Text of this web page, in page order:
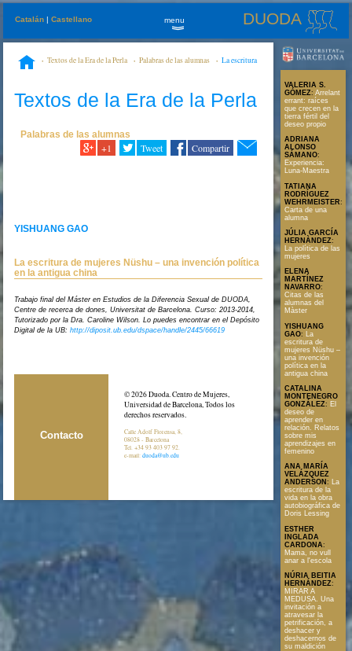
Catalán |Castellano DUODA
menu
»
Textos de la Era de la Perla Palabras de las alumnas
La escritura
Textos de la Era de la Perla
Palabras de las alumnas
+1 Tweet Compartir
YISHUANG GAO
La escritura de mujeres Nüshu – una invención política
en la antigua china
Trabajo final del Máster en Estudios de la Diferencia Sexual de DUODA,
Centre de recerca de dones, Universitat de Barcelona. Curso: 2013-2014,
Tutorizado por la Dra. Caroline Wilson. Lo puedes encontrar en el Depósito
Digital de la UB:http://diposit.ub.edu/dspace/handle/2445/66619
Contacto
© 2026 Duoda. Centro de Mujeres,
Universidad de Barcelona, Todos los
derechos reservados.
Calle Adolf Florensa, 8,
08028 - Barcelona
Tel. +34 93 403 97 92.
e-mail:duoda@ub.edu
VALERIA S.
GÓMEZ: Arrelant
errant: raíces
que crecen en la
tierra fértil del
deseo propio
ADRIANA
ALONSO
SÁMANO:
Experiencia:
Luna-Maestra
TATIANA
RODRÍGUEZ
WEHRMEISTER:
Carta de una
alumna
JÚLIA GARCÍA
HERNÀNDEZ:
La política de las
mujeres
ELENA
MARTÍNEZ
NAVARRO:
Citas de las
alumnas del
Màster
YISHUANG
GAO:
La
escritura de
mujeres Nüshu –
una invención
política en la
antigua china
CATALINA
MONTENEGRO
GONZÁLEZ: El
deseo de
aprender en
relación. Relatos
sobre mis
aprendizajes en
femenino
ANA MARÍA
VELÁZQUEZ
ANDERSON : La
escritura de la
vida en la obra
autobiográfica de
Doris Lessing
ESTHER
INGLADA
CARDONA:
Mama, no vull
anar a l'escola
NÚRIA BEITIA
HERNÁNDEZ:
MIRAR A
MEDUSA. Una
invitación a
atravesar la
petrificación, a
deshacer y
deshacernos de
su maldición